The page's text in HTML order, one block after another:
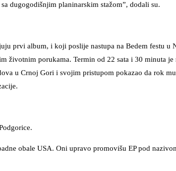
dugogodišnjim planinarskim stažom”, dodali su.
prvi album, i koji poslije nastupa na Bedem festu u
životnim porukama. Termin od 22 sata i 30 minuta je
u Crnoj Gori i svojim pristupom pokazao da rok
obale USA. Oni upravo promovišu EP pod